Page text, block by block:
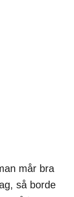
mår bra
så borde